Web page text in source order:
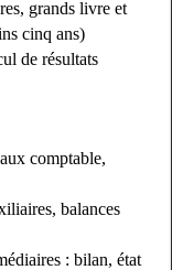
grands livre et
cinq ans)
de résultats
comptable,
balances
: bilan, état